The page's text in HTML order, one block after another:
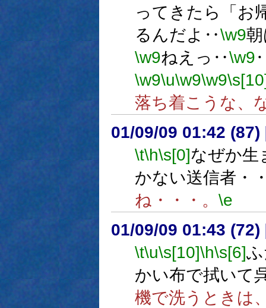
ってきたら「お
るんだよ‥\w9
\w9ねえっ‥\w9
\w9\u\w9\w9
落ち着こうな、
01/09/09 01:42 (87)
\t\h\s[0]なぜか生
かない送信者・
ね・・・。 \e
01/09/09 01:43 (72)
\t\u\s[10]\h\s[6]
かい布で拭いて
機で洗うときは